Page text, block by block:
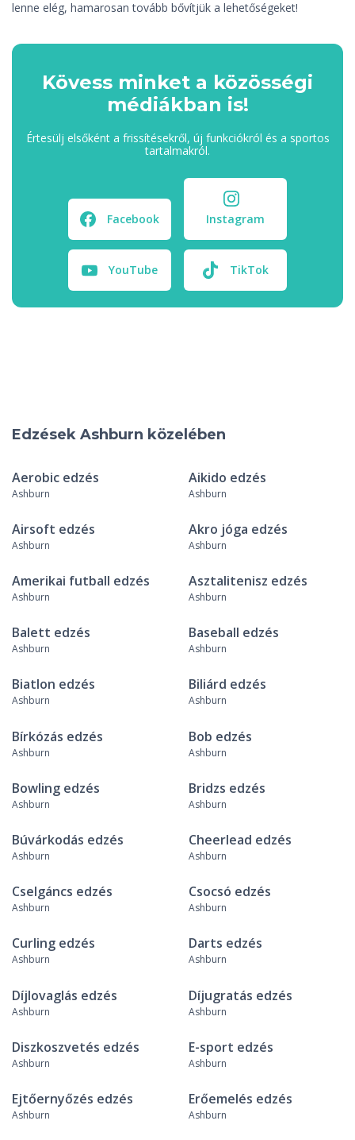
lenne elég, hamarosan tovább bővítjük a lehetőségeket!
Kövess minket a közösségi
médiákban is!
Értesülj elsőként a frissítésekről, új funkciókról és a sportos
tartalmakról.
Facebook Instagram
YouTube TikTok
Edzések Ashburn közelében
Aerobic edzés
Ashburn
Aikido edzés
Ashburn
Airsoft edzés
Ashburn
Akro jóga edzés
Ashburn
Amerikai futball edzés
Ashburn
Asztalitenisz edzés
Ashburn
Balett edzés
Ashburn
Baseball edzés
Ashburn
Biatlon edzés
Ashburn
Biliárd edzés
Ashburn
Bírkózás edzés
Ashburn
Bob edzés
Ashburn
Bowling edzés
Ashburn
Bridzs edzés
Ashburn
Búvárkodás edzés
Ashburn
Cheerlead edzés
Ashburn
Cselgáncs edzés
Ashburn
Csocsó edzés
Ashburn
Curling edzés
Ashburn
Darts edzés
Ashburn
Díjlovaglás edzés
Ashburn
Díjugratás edzés
Ashburn
Diszkoszvetés edzés
Ashburn
E-sport edzés
Ashburn
Ejtőernyőzés edzés
Ashburn
Erőemelés edzés
Ashburn